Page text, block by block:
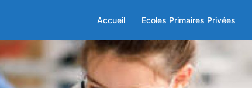
Accueil Ecoles Primaires Privées